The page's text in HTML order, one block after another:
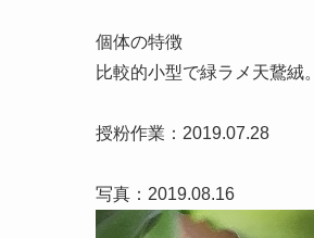
個体の特徴
比較的小型で緑ラメ天鵞絨。
授粉作業：2019.07.28
写真：2019.08.16